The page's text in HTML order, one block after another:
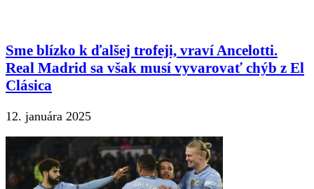
Sme blízko k ďalšej trofeji, vraví Ancelotti.
Real Madrid sa však musí vyvarovať chýb z El
Clásica
12. januára 2025